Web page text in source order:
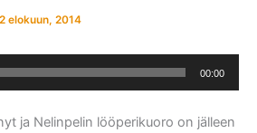
elokuun, 2014
00:00
ja Nelinpelin lööperikuoro on jälleen